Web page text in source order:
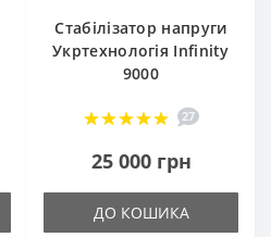
Стабілізатор напруги
Укртехнологія Infinity
9000
27
25 000 грн
ДО КОШИКА